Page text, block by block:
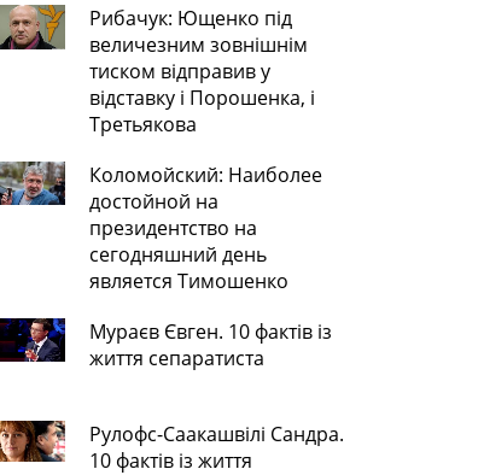
Рибачук: Ющенко під
величезним зовнішнім
тиском відправив у
відставку і Порошенка, і
Третьякова
Коломойский: Наиболее
достойной на
президентство на
сегодняшний день
является Тимошенко
Мураєв Євген. 10 фактів із
життя сепаратиста
Рулофс-Саакашвілі Сандра.
10 фактів із життя